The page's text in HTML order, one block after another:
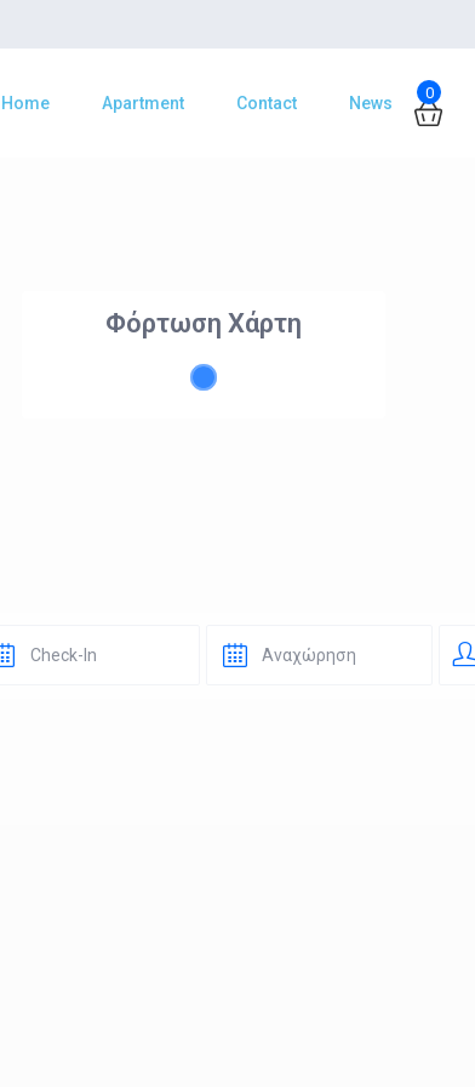
0
Home Apartment Contact News
Φόρτωση Χάρτη